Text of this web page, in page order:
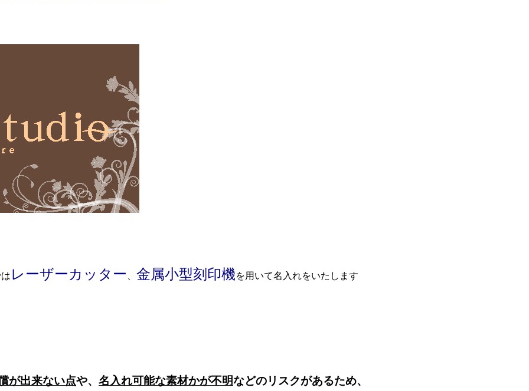
レーザーカッター 金属小型刻印機を用いて名入れをいたします
が出来ない点や、 名入れ可能な素材かが不明などのリスクがあるため、